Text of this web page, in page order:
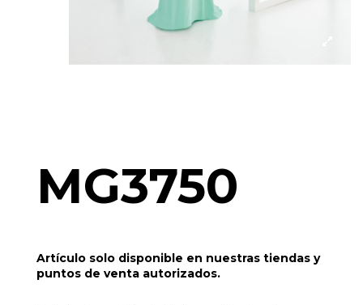
MG3750
Artículo solo disponible en nuestras tiendas y
puntos de venta autorizados.